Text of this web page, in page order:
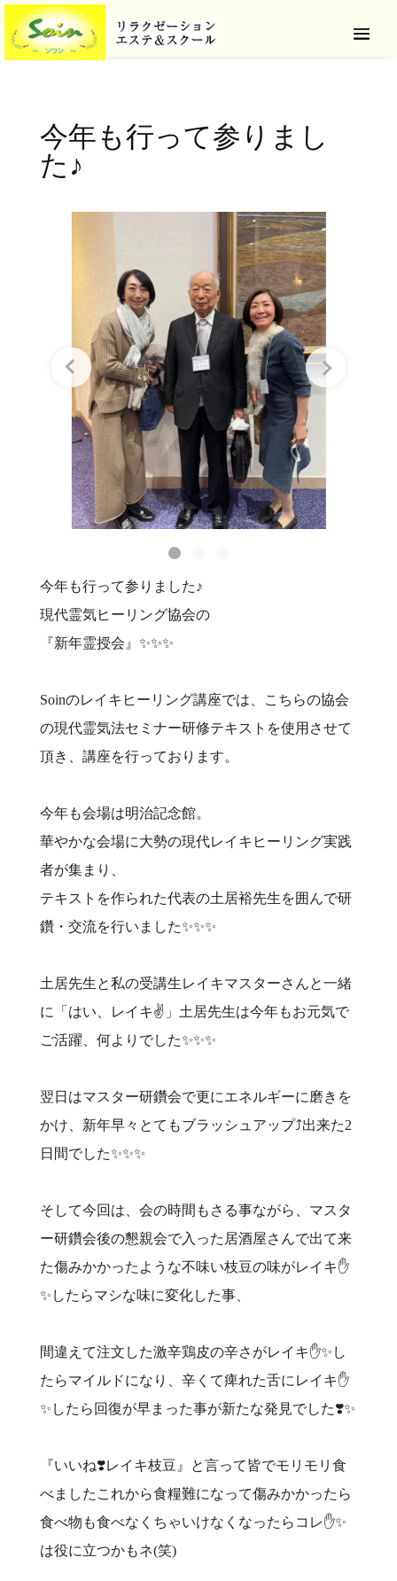
今年も行って参りまし
た♪
今年も行って参りました♪
現代霊気ヒーリング協会の
『新年霊授会』✨✨✨
Soinのレイキヒーリング講座では、こちらの協会
の現代霊気法セミナー研修テキストを使用させて
頂き、講座を行っております。
今年も会場は明治記念館。
華やかな会場に大勢の現代レイキヒーリング実践
者が集まり、
テキストを作られた代表の土居裕先生を囲んで研
鑽・交流を行いました✨✨✨
土居先生と私の受講生レイキマスターさんと一緒
に「はい、レイキ✌️」土居先生は今年もお元気で
ご活躍、何よりでした✨✨✨
翌日はマスター研鑽会で更にエネルギーに磨きを
かけ、新年早々とてもブラッシュアップ⤴︎出来た2
日間でした✨✨✨
そして今回は、会の時間もさる事ながら、マスタ
ー研鑽会後の懇親会で入った居酒屋さんで出て来
た傷みかかったような不味い枝豆の味がレイキ✋
✨したらマシな味に変化した事、
間違えて注文した激辛鶏皮の辛さがレイキ✋✨し
たらマイルドになり、辛くて痺れた舌にレイキ✋
✨したら回復が早まった事が新たな発見でした❣️✨
『いいね❣️レイキ枝豆』と言って皆でモリモリ食
べましたこれから食糧難になって傷みかかったら
食べ物も食べなくちゃいけなくなったらコレ✋✨
は役に立つかもネ(笑)